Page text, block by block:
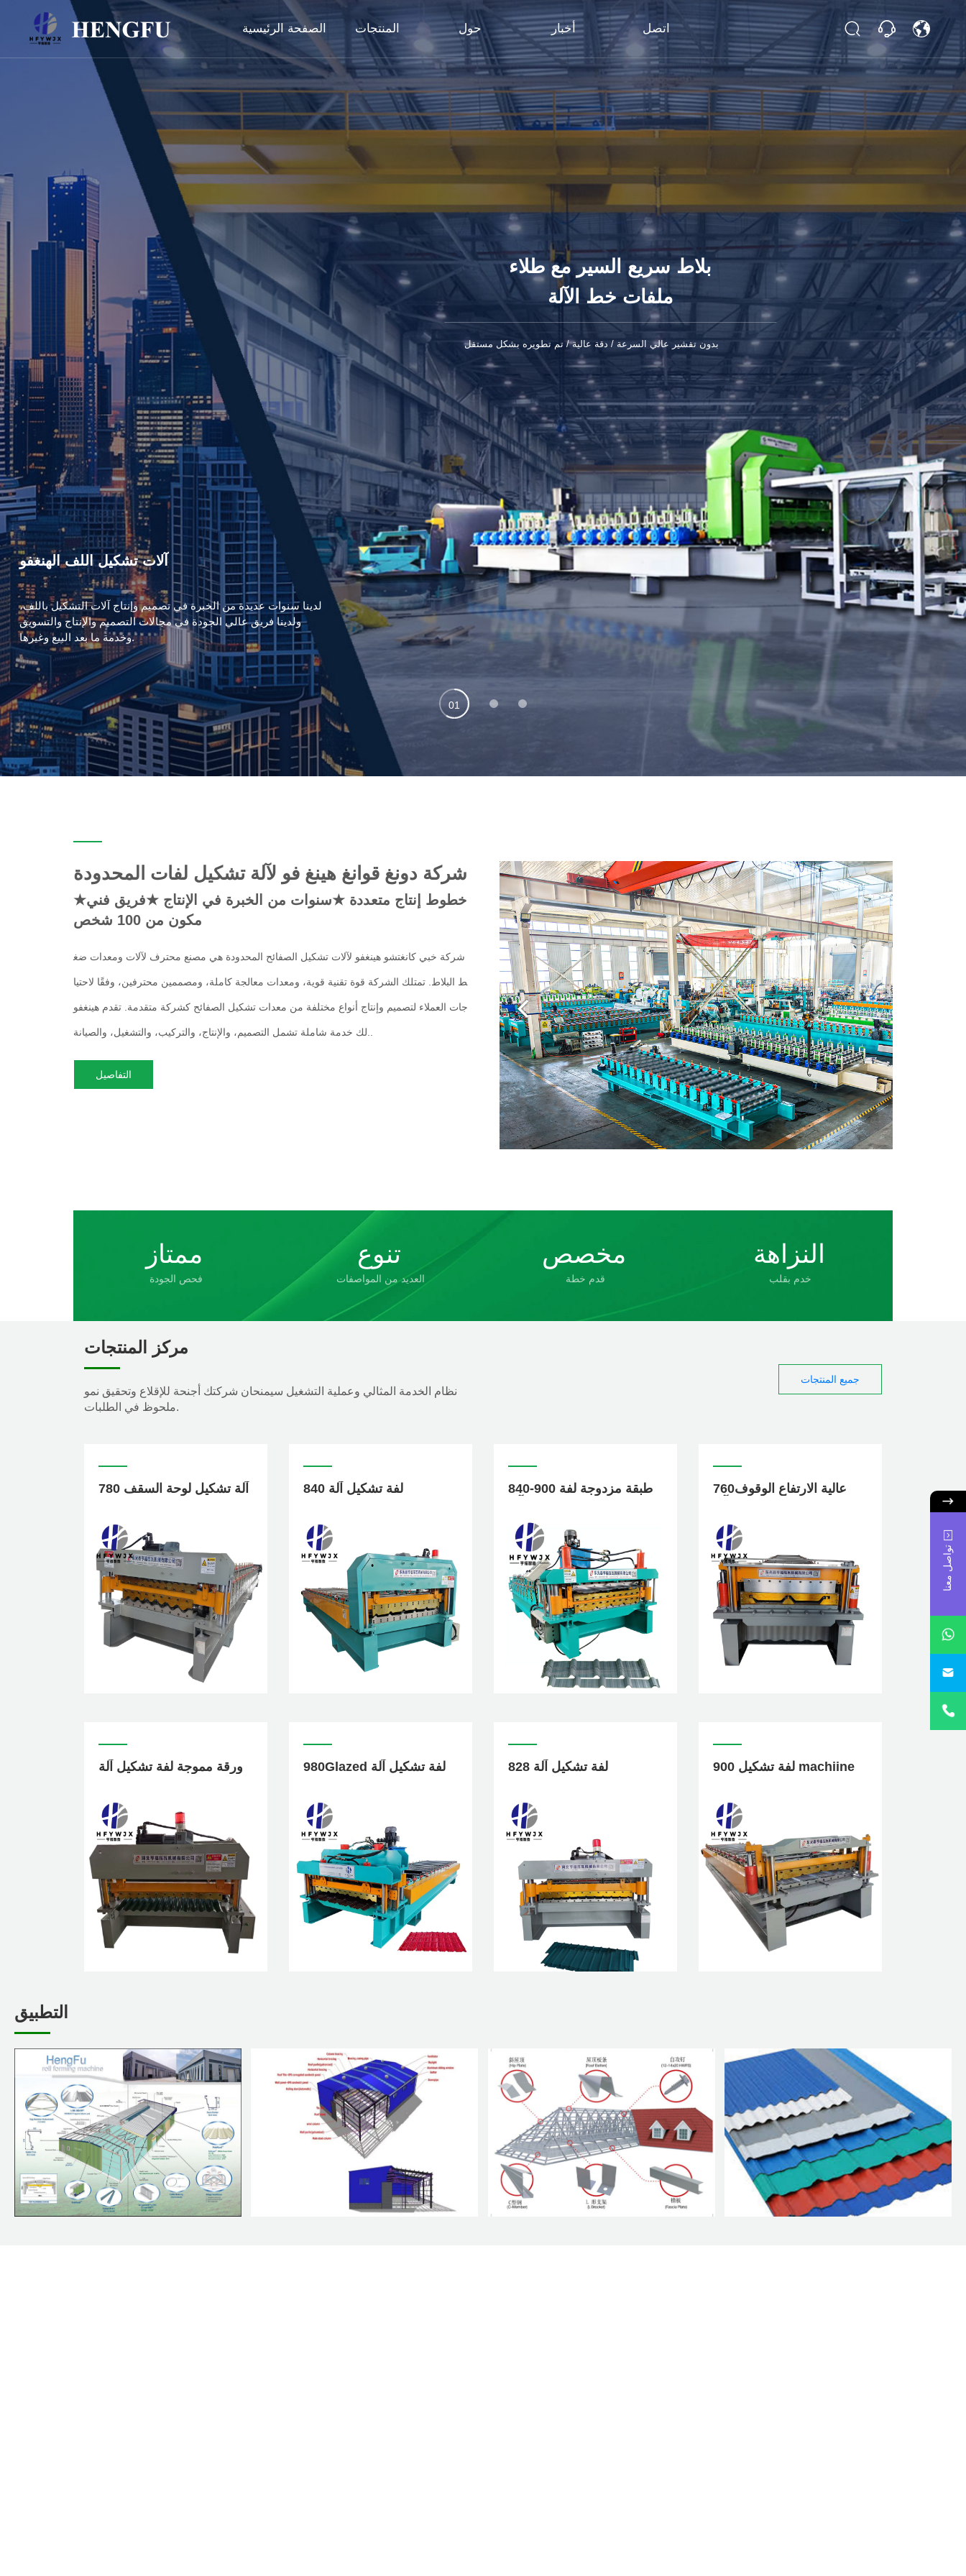
الصفحة الرئيسية المنتجات حول أخبار اتصل
آلات تشكيل اللف الهنغفو
لدينا سنوات عديدة من الخبرة في تصميم وإنتاج آلات التشكيل باللف،
ولدينا فريق عالي الجودة في مجالات التصميم والإنتاج والتسويق
وخدمة ما بعد البيع وغيرها.
بلاط سريع السير مع طلاء
ملفات خط الآلة
بدون تقشير عالي السرعة / دقة عالية / تم تطويره بشكل مستقل
01
0
0
شركة دونغ قوانغ هينغ فو لآلة تشكيل لفات المحدودة
★خطوط إنتاج متعددة ★سنوات من الخبرة في الإنتاج ★فريق فني
مكون من 100 شخص
شركة خبي كانغتشو هينغفو لآلات تشكيل الصفائح المحدودة هي مصنع محترف لآلات ومعدات ضغ
ط البلاط. تمتلك الشركة قوة تقنية قوية، ومعدات معالجة كاملة، ومصممين محترفين، وفقًا لاحتيا
جات العملاء لتصميم وإنتاج أنواع مختلفة من معدات تشكيل الصفائح كشركة متقدمة. تقدم هينغفو
لك خدمة شاملة تشمل التصميم، والإنتاج، والتركيب، والتشغيل، والصيانة..
التفاصيل
ممتاز
فحص الجودة
تنوع
العديد من المواصفات
مخصص
قدم خطة
النزاهة
خدم بقلب
مركز المنتجات
نظام الخدمة المثالي وعملية التشغيل سيمنحان شركتك أجنحة للإقلاع وتحقيق نمو
ملحوظ في الطلبات.
جميع المنتجات
780 آلة تشكيل لوحة السقف 840 لفة تشكيل آلة
840-900 طبقة مزدوجة لفة
760عالية الارتفاع الوقوف
ورقة مموجة لفة تشكيل آلة 980Glazed لفة تشكيل آلة 828 لفة تشكيل آلة 900 لفة تشكيل machiine
التطبيق
تواصل معنا